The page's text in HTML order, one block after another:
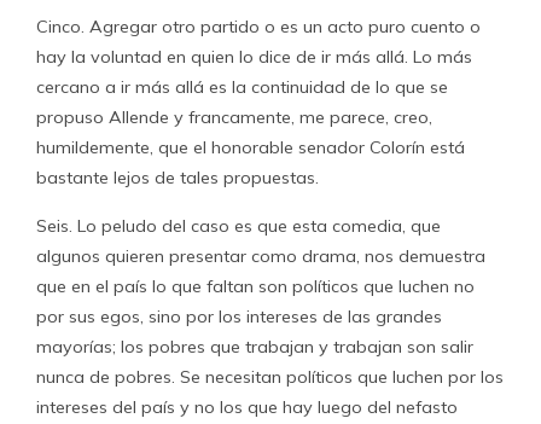
Cinco. Agregar otro partido o es un acto puro cuento o
hay la voluntad en quien lo dice de ir más allá. Lo más
cercano a ir más allá es la continuidad de lo que se
propuso Allende y francamente, me parece, creo,
humildemente, que el honorable senador Colorín está
bastante lejos de tales propuestas.
Seis. Lo peludo del caso es que esta comedia, que
algunos quieren presentar como drama, nos demuestra
que en el país lo que faltan son políticos que luchen no
por sus egos, sino por los intereses de las grandes
mayorías; los pobres que trabajan y trabajan son salir
nunca de pobres. Se necesitan políticos que luchen por los
intereses del país y no los que hay luego del nefasto